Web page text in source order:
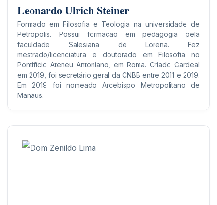
Leonardo Ulrich Steiner
Formado em Filosofia e Teologia na universidade de
Petrópolis. Possui formação em pedagogia pela
faculdade Salesiana de Lorena. Fez
mestrado/licenciatura e doutorado em Filosofia no
Pontifício Ateneu Antoniano, em Roma. Criado Cardeal
em 2019, foi secretário geral da CNBB entre 2011 e 2019.
Em 2019 foi nomeado Arcebispo Metropolitano de
Manaus.